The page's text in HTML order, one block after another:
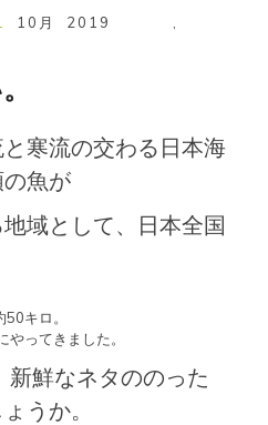
10月 2019
寒流の交わる日本海
魚が
域として、日本全国
キロ。
ってきました。
鮮なネタののった
うか。